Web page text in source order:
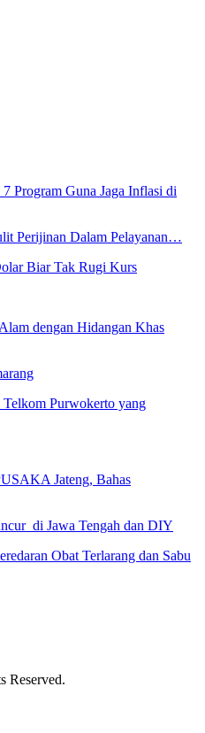
Program Guna Jaga Inflasi di
Perijinan Dalam Pelayanan…
Biar Tak Rugi Kurs
dengan Hidangan Khas
Purwokerto yang
Jateng, Bahas
di Jawa Tengah dan DIY
Obat Terlarang dan Sabu
Reserved.